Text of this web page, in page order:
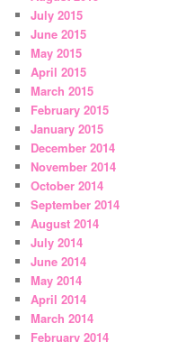
July 2015
June 2015
May 2015
April 2015
March 2015
February 2015
January 2015
December 2014
November 2014
October 2014
September 2014
August 2014
July 2014
June 2014
May 2014
April 2014
March 2014
February 2014